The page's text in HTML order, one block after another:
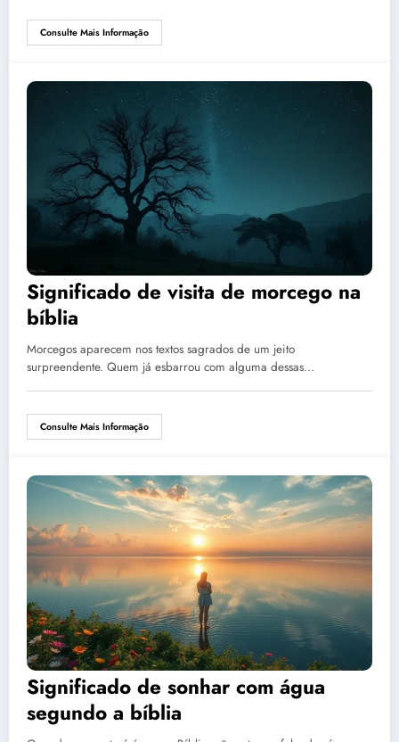
Consulte Mais Informação
Significado de visita de morcego na
bíblia
Morcegos aparecem nos textos sagrados de um jeito
surpreendente. Quem já esbarrou com alguma dessas…
Consulte Mais Informação
Significado de sonhar com água
segundo a bíblia